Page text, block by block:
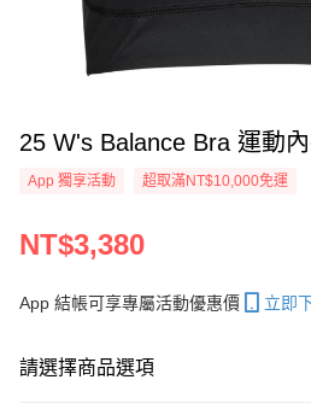
25 W's Balance Bra 運動
App 獨享活動 超取滿NT$10,000免運
NT$3,380
App 結帳可享專屬活動優惠價 立即
請選擇商品選項